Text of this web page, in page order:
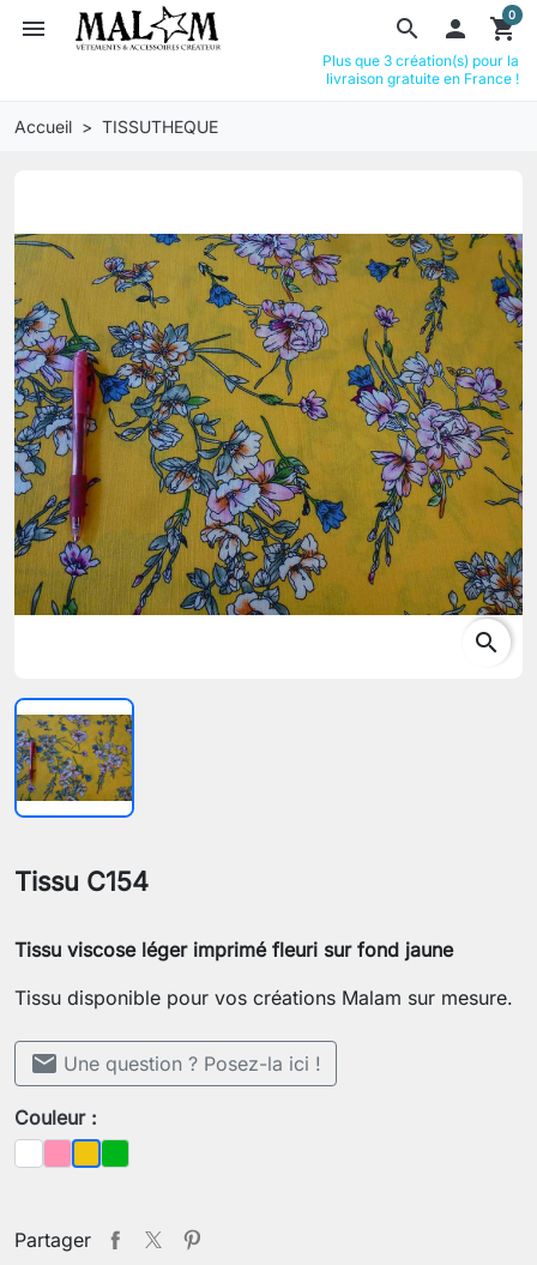
search
menu  shopping_cart
0
Plus que 3 création(s) pour la
livraison gratuite en France !
Accueil TISSUTHEQUE
search
Tissu C154
Tissu viscose léger imprimé fleuri sur fond jaune
Tissu disponible pour vos créations Malam sur mesure.
mail Une question ? Posez-la ici !
Couleur :
BlancRoseJaune
Vert
Partager